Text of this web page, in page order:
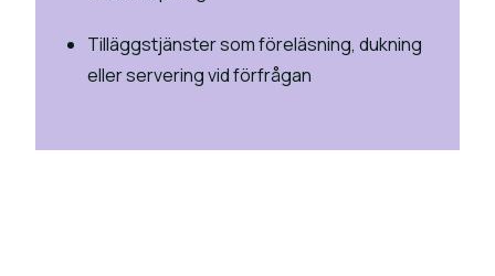
Tilläggstjänster som föreläsning, dukning
eller servering vid förfrågan